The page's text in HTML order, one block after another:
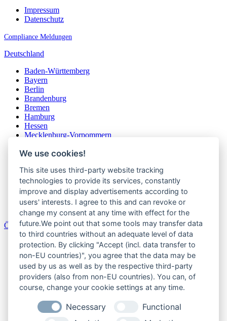
Impressum
Datenschutz
Compliance Meldungen
Deutschland
Baden-Württemberg
Bayern
Berlin
Brandenburg
Bremen
Hamburg
Hessen
Mecklenburg-Vorpommern
Nordrhein-Westfalen
Saarland
Sachsen
Sachsen-Anhalt
Schleswig-Holstein
Thüringen
Österreich
Burgenland
Kärnten
Niederösterreich
Oberösterreich
Salzburger Land
Steiermark
Vorarlberg
We use cookies!
This site uses third-party website tracking
technologies to provide its services, constantly
improve and display advertisements according to
users' interests. I agree to this and can revoke or
change my consent at any time with effect for the
future.We point out that some tools may transfer data
to third countries without an adequate level of data
protection. By clicking "Accept (incl. data transfer to
non-EU countries)", you agree that the data may be
used by us as well as by the respective third-party
providers (also from non-EU countries). You can, of
course, change your cookie settings at any time.
Necessary
Functional